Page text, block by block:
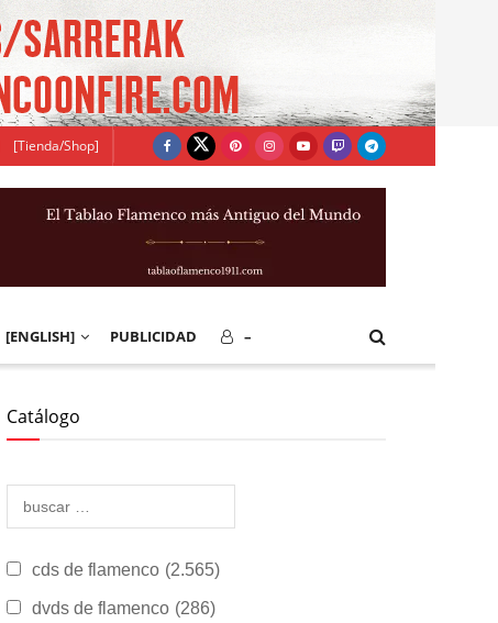
[Tienda/Shop]
[ENGLISH] PUBLICIDAD –
Catálogo
cds de flamenco (2.565)
dvds de flamenco (286)